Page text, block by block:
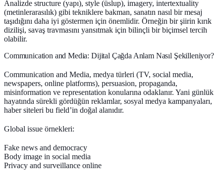
Analizde structure (yapı), style (üslup), imagery, intertextuality
(metinlerarasılık) gibi tekniklere bakman, sanatın nasıl bir mesaj
taşıdığını daha iyi göstermen için önemlidir. Örneğin bir şiirin kırık
dizilişi, savaş travmasını yansıtmak için bilinçli bir biçimsel tercih
olabilir.
Communication and Media: Dijital Çağda Anlam Nasıl Şekilleniyor?
Communication and Media, medya türleri (TV, social media,
newspapers, online platforms), persuasion, propaganda,
misinformation ve representation konularına odaklanır. Yani günlük
hayatında sürekli gördüğün reklamlar, sosyal medya kampanyaları,
haber siteleri bu field’in doğal alanıdır.
Global issue örnekleri:
Fake news and democracy
Body image in social media
Privacy and surveillance online